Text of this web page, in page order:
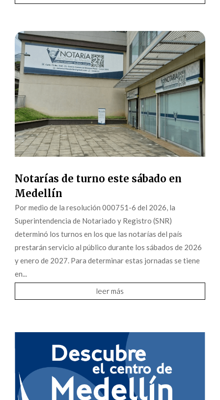
Notarías de turno este sábado en
Medellín
Por medio de la resolución 000751-6 del 2026, la
Superintendencia de Notariado y Registro (SNR)
determinó los turnos en los que las notarías del país
prestarán servicio al público durante los sábados de 2026
y enero de 2027. Para determinar estas jornadas se tiene
en...
leer más